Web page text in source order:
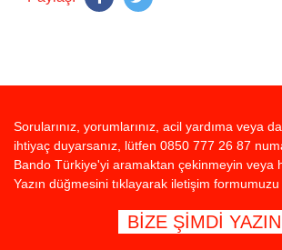
Sorularınız, yorumlarınız, acil yardıma veya
ihtiyaç duyarsanız, lütfen 0850 777 26 87
Bando Türkiye'yi aramaktan çekinmeyin veya
Yazın düğmesini tıklayarak iletişim
BİZE ŞİMDİ YAZIN